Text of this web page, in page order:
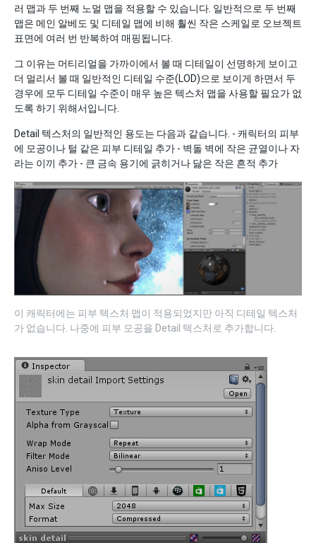
러 맵과 두 번째 노멀 맵을 적용할 수 있습니다. 일반적으로 두 번째
맵은 메인 알베도 및 디테일 맵에 비해 훨씬 작은 스케일로 오브젝트
표면에 여러 번 반복하여 매핑됩니다.
그 이유는 머티리얼을 가까이에서 볼 때 디테일이 선명하게 보이고
더 멀리서 볼 때 일반적인 디테일 수준(LOD)으로 보이게 하면서 두
경우에 모두 디테일 수준이 매우 높은 텍스처 맵을 사용할 필요가 없
도록 하기 위해서입니다.
Detail 텍스처의 일반적인 용도는 다음과 같습니다. - 캐릭터의 피부
에 모공이나 털 같은 피부 디테일 추가 - 벽돌 벽에 작은 균열이나 자
라는 이끼 추가 - 큰 금속 용기에 긁히거나 닳은 작은 흔적 추가
이 캐릭터에는 피부 텍스처 맵이 적용되었지만 아직 디테일 텍스처
가 없습니다. 나중에 피부 모공을 Detail 텍스처로 추가합니다.